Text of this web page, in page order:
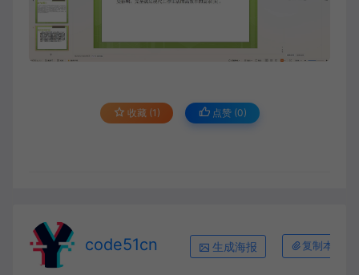
收藏 (1) 点赞 (0)
code51cn 生成海报 复制本文链